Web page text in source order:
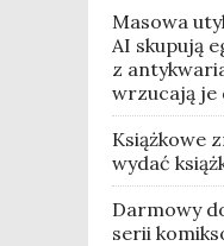
Masowa
AI skupują
z
wrzucają je
Książkowe
wydać
Darmowy
serii